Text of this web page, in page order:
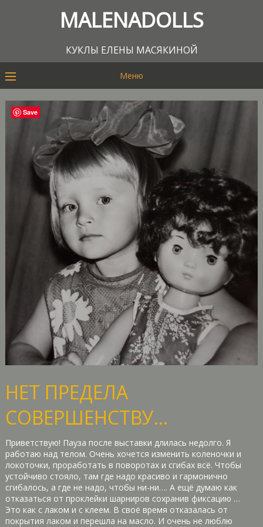
MALENADOLLS
КУКЛЫ ЕЛЕНЫ МАСЯКИНОЙ
Меню
НЕТ ПРЕДЕЛА
СОВЕРШЕНСТВУ…
Приветствую! Пауза после выставки длилась недолго. Я
работаю над телом. Очень хочется изменить коленочки и
локоточки, проработать в поворотах и сгибах всё. Чтобы
устойчиво стояло, там где надо красиво и гармонично
сгибалось, а где не надо, чтобы ни-ни…. А ещё думаю как
отказаться от проклейки шарниров сохранив фиксацию …
Это как с лаком и с клеем. В своё время отказалась от
покрытия лаком и перешла на масло. И очень не люблю
Save